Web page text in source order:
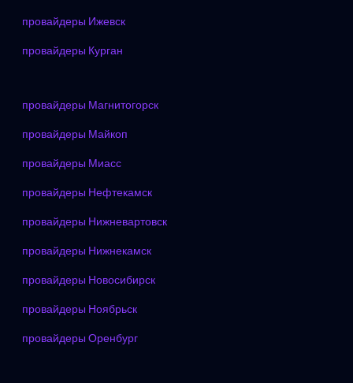
провайдеры Ижевск
провайдеры Курган
провайдеры Магнитогорск
провайдеры Майкоп
провайдеры Миасс
провайдеры Нефтекамск
провайдеры Нижневартовск
провайдеры Нижнекамск
провайдеры Новосибирск
провайдеры Ноябрьск
провайдеры Оренбург